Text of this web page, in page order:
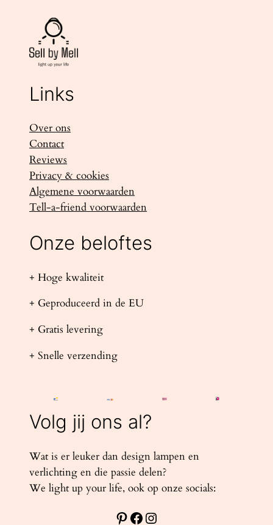
Links
Over ons
Contact
Reviews
Privacy & cookies
Algemene voorwaarden
Tell-a-friend voorwaarden
Onze beloftes
+ Hoge kwaliteit
+ Geproduceerd in de EU
+ Gratis levering
+ Snelle verzending
Volg jij ons al?
Wat is er leuker dan design lampen en
verlichting en die passie delen?
We light up your life, ook op onze socials:
Pinterest Facebook Instagram